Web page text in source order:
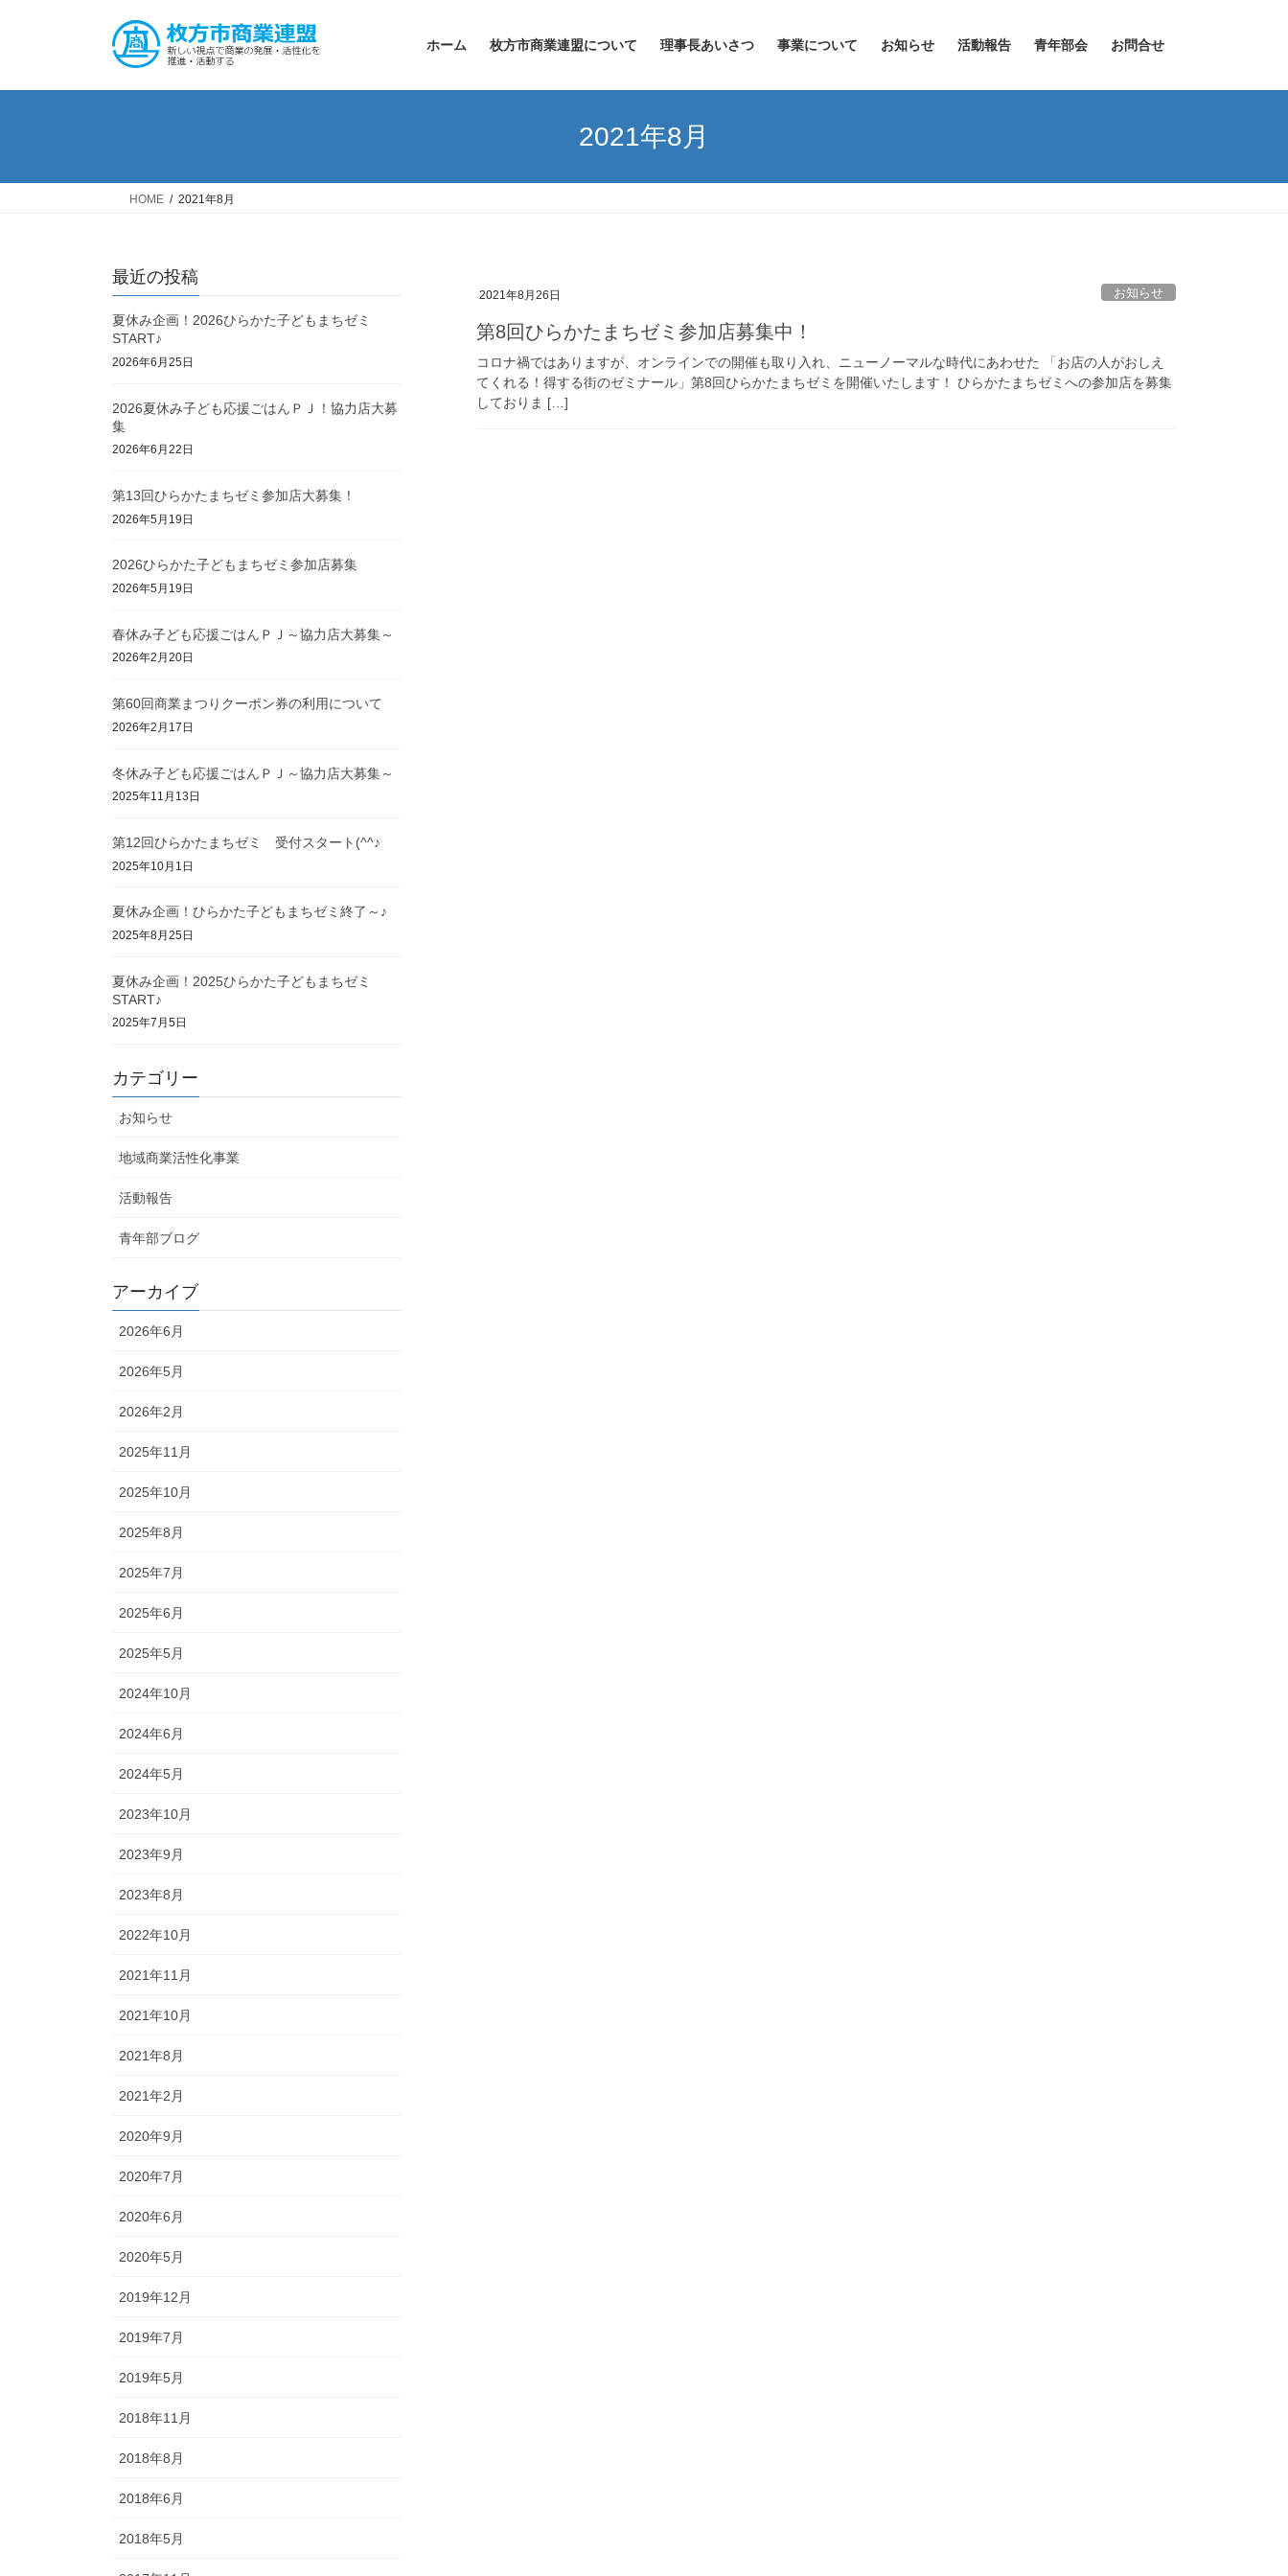
ホーム 枚方市商業連盟について 理事長あいさつ 事業について お知らせ 活動報告 青年部会 お問合せ
2021年8月
HOME 2021年8月
2021年8月26日 お知らせ
第8回ひらかたまちゼミ参加店募集中！
コロナ禍ではありますが、オンラインでの開催も取り入れ、ニューノーマルな時代にあわせた 「お店の人がおしえ
てくれる！得する街のゼミナール」第8回ひらかたまちゼミを開催いたします！ ひらかたまちゼミへの参加店を募集
しておりま […]
最近の投稿
夏休み企画！2026ひらかた子どもまちゼミ
START♪
2026年6月25日
2026夏休み子ども応援ごはんＰＪ！協力店大募
集
2026年6月22日
第13回ひらかたまちゼミ参加店大募集！
2026年5月19日
2026ひらかた子どもまちゼミ参加店募集
2026年5月19日
春休み子ども応援ごはんＰＪ～協力店大募集～
2026年2月20日
第60回商業まつりクーポン券の利用について
2026年2月17日
冬休み子ども応援ごはんＰＪ～協力店大募集～
2025年11月13日
第12回ひらかたまちゼミ 受付スタート(^^♪
2025年10月1日
夏休み企画！ひらかた子どもまちゼミ終了～♪
2025年8月25日
夏休み企画！2025ひらかた子どもまちゼミ
START♪
2025年7月5日
カテゴリー
お知らせ
地域商業活性化事業
活動報告
青年部ブログ
アーカイブ
2026年6月
2026年5月
2026年2月
2025年11月
2025年10月
2025年8月
2025年7月
2025年6月
2025年5月
2024年10月
2024年6月
2024年5月
2023年10月
2023年9月
2023年8月
2022年10月
2021年11月
2021年10月
2021年8月
2021年2月
2020年9月
2020年7月
2020年6月
2020年5月
2019年12月
2019年7月
2019年5月
2018年11月
2018年8月
2018年6月
2018年5月